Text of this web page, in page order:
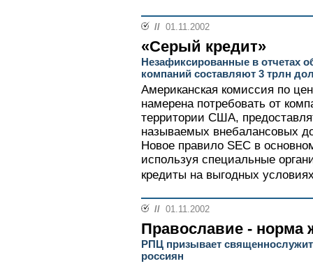
// 01.11.2002
«Серый кредит»
Незафиксированные в отчетах
компаний составляют 3 трлн
Американская комиссия по
намерена потребовать от
территории США,
называемых внебалансовых
Новое правило SEC в
используя специальные
кредиты на выгодных
// 01.11.2002
Православие - норма
РПЦ призывает
россиян